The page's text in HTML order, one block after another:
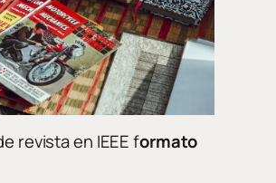
revista en IEEE formato